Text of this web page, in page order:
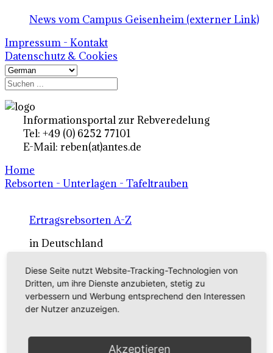
News vom Campus Geisenheim (externer Link)
Impressum - Kontakt
Datenschutz & Cookies
Informationsportal zur Rebveredelung
Tel: +49 (0) 6252 77101
E-Mail: reben(at)antes.de
Home
Rebsorten - Unterlagen - Tafeltrauben
Ertragsrebsorten A-Z
in Deutschland
Rebsorten international
externe Links
Tafeltraubensorten
Diese Seite nutzt Website-Tracking-Technologien von
Dritten, um ihre Dienste anzubieten, stetig zu
verbessern und Werbung entsprechend den Interessen
der Nutzer anzuzeigen.
Akzeptieren